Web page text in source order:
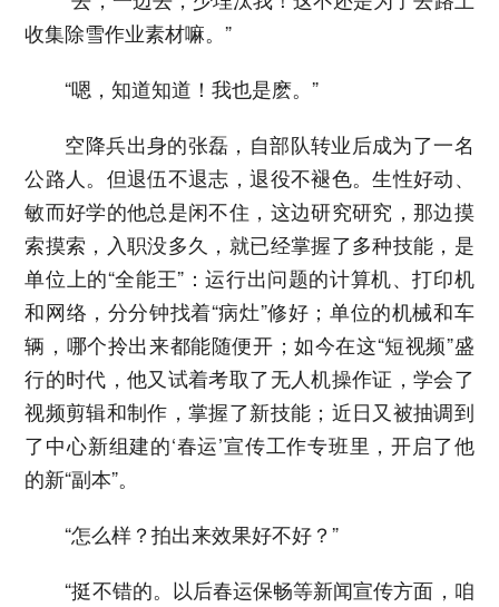
收集除雪作业素材嘛。”
“嗯，知道知道！我也是麽。”
空降兵出身的张磊，自部队转业后成为了一名
公路人。但退伍不退志，退役不褪色。生性好动、
敏而好学的他总是闲不住，这边研究研究，那边摸
索摸索，入职没多久，就已经掌握了多种技能，是
单位上的“全能王”：运行出问题的计算机、打印机
和网络，分分钟找着“病灶”修好；单位的机械和车
辆，哪个拎出来都能随便开；如今在这“短视频”盛
行的时代，他又试着考取了无人机操作证，学会了
视频剪辑和制作，掌握了新技能；近日又被抽调到
了中心新组建的‘春运’宣传工作专班里，开启了他
的新“副本”。
“怎么样？拍出来效果好不好？”
“挺不错的。以后春运保畅等新闻宣传方面，咱